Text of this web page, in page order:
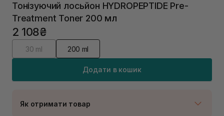
Тонізуючий лосьйон HYDROPEPTIDE Pre-
Treatment Toner 200 мл
2 108₴
30 ml 200 ml
Додати в кошик
Як отримати товар